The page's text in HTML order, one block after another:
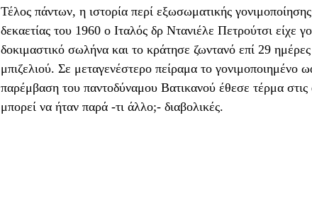
Τέλος πάντων, η ιστορία περί εξωσωματικής
δεκαετίας του 1960 ο Ιταλός δρ Ντανιέλε Πετρούτσι είχε
δοκιμαστικό σωλήνα και το κράτησε ζωντανό επί 29
μπιζελιού. Σε μεταγενέστερο πείραμα το γονιμοποιημένο
παρέμβαση του παντοδύναμου Βατικανού έθεσε τέρμα στις
μπορεί να ήταν παρά -τι άλλο;- διαβολικές.